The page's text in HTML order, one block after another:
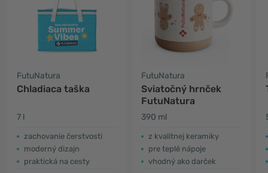
FutuNatura
Chladiaca taška
7 l
zachovanie čerstvosti
moderný dizajn
praktická na cesty
FutuNatura
Sviatočný hrnček
FutuNatura
390 ml
z kvalitnej keramiky
pre teplé nápoje
vhodný ako darček